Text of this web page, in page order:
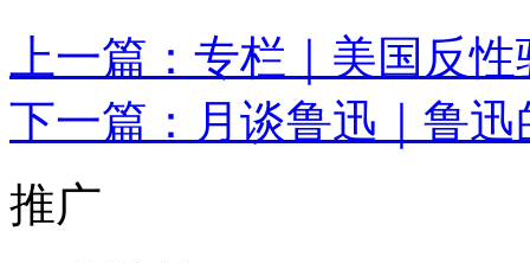
上一篇：专栏｜美国反
下一篇：月谈鲁迅｜鲁
推广